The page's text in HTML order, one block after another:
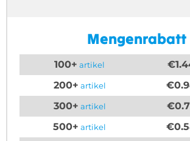
Mengenrabatt
100+ artikel
200+ artikel
300+ artikel
500+ artikel